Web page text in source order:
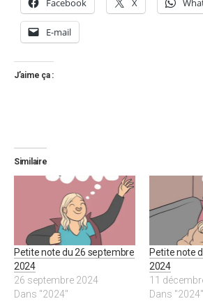
Facebook X
E-mail
J’aime ça :
Similaire
Petite note du 26 septembre
2024
26 septembre 2024
Dans "2024"
Petite note
2024
11
Dans "2024"